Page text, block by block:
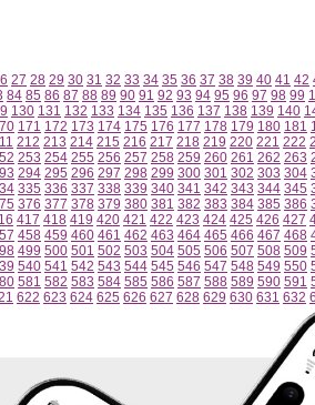
27 28 29 30 31 32 33 34 35 36 37 38 39 40 41 42
84 85 86 87 88 89 90 91 92 93 94 95 96 97 98 99
130 131 132 133 134 135 136 137 138 139 140
171 172 173 174 175 176 177 178 179 180 181
212 213 214 215 216 217 218 219 220 221 222
253 254 255 256 257 258 259 260 261 262 263
294 295 296 297 298 299 300 301 302 303 304
335 336 337 338 339 340 341 342 343 344 345
376 377 378 379 380 381 382 383 384 385 386
417 418 419 420 421 422 423 424 425 426 427
458 459 460 461 462 463 464 465 466 467 468
499 500 501 502 503 504 505 506 507 508 509
540 541 542 543 544 545 546 547 548 549 550
581 582 583 584 585 586 587 588 589 590 591
622 623 624 625 626 627 628 629 630 631 632